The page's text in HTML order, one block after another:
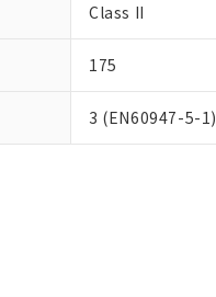
Class II
175
3 (EN60947-5-1)